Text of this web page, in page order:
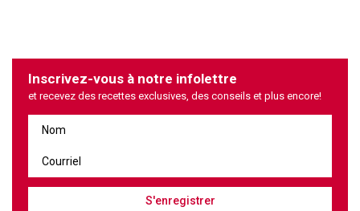
Inscrivez-vous à notre infolettre
et recevez des recettes exclusives, des conseils et plus encore!